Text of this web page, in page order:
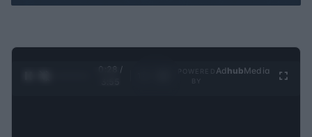
0:29 /
Ad hubMedia